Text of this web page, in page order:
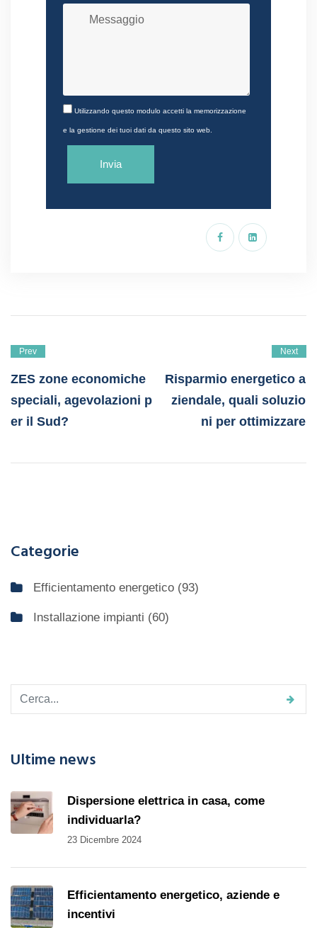
Utilizzando questo modulo accetti la memorizzazione
e la gestione dei tuoi dati da questo sito web.
Prev
ZES zone economiche
speciali, agevolazioni p
er il Sud?
Next
Risparmio energetico a
ziendale, quali soluzio
ni per ottimizzare
Categorie
Efficientamento energetico (93)
Installazione impianti (60)
Ultime news
Dispersione elettrica in casa, come
individuarla?
23 Dicembre 2024
Efficientamento energetico, aziende e
incentivi